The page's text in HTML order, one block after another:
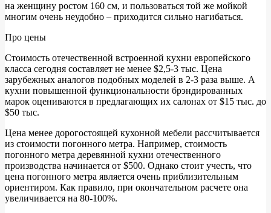
на женщину ростом 160 см, и пользоваться той же мойкой
многим очень неудобно – приходится сильно нагибаться.
Про цены
Стоимость отечественной встроенной кухни европейского
класса сегодня составляет не менее $2,5-3 тыс. Цена
зарубежных аналогов подобных моделей в 2-3 раза выше. А
кухни повышенной функциональности брэндированных
марок оцениваются в предлагающих их салонах от $15 тыс. до
$50 тыс.
Цена менее дорогостоящей кухонной мебели рассчитывается
из стоимости погонного метра. Например, стоимость
погонного метра деревянной кухни отечественного
производства начинается от $500. Однако стоит учесть, что
цена погонного метра является очень приблизительным
ориентиром. Как правило, при окончательном расчете она
увеличивается на 80-100%.